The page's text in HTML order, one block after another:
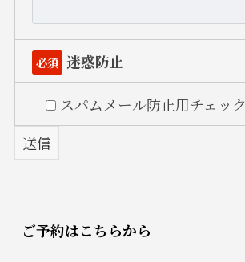
必須 迷惑防止
スパムメール防止用チェック
ご予約はこちらから